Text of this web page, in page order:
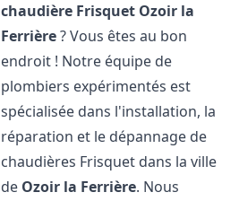
chaudière Frisquet Ozoir la
Ferrière? Vous êtes au bon
endroit ! Notre équipe de
plombiers expérimentés est
spécialisée dans l'installation, la
réparation et le dépannage de
chaudières Frisquet dans la ville
de Ozoir la Ferrière. Nous